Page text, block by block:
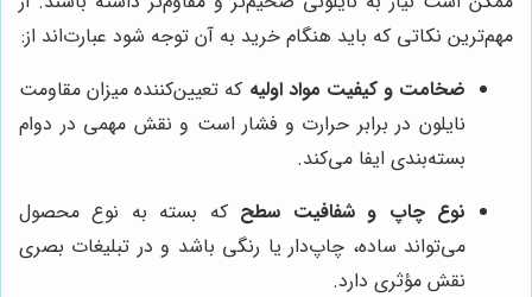
مهم‌ترین نکاتی که باید هنگام خرید به آن توجه شود عبارت‌اند از:
ضخامت و کیفیت مواد اولیه که تعیین‌کننده میزان مقاومت
نایلون در برابر حرارت و فشار است و نقش مهمی در دوام
بسته‌بندی ایفا می‌کند.
نوع چاپ و شفافیت سطح که بسته به نوع محصول
می‌تواند ساده، چاپ‌دار یا رنگی باشد و در تبلیغات بصری
نقش مؤثری دارد.